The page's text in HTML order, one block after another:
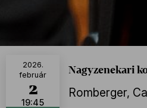
Nagyzenekari
Romberger,
2026.
február
2
19:45